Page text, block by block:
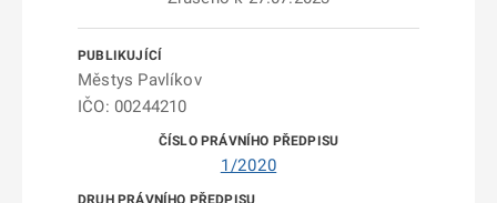
Městys Pavlíkov
IČO: 00244210
1/2020